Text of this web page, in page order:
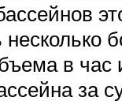
несколько
в час
за